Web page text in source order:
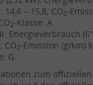
– 15,8; CO2-
2-Klasse: A.
Energieverbrauch (l/
CO2-Emission (g/km)
G.
zum offiziellen